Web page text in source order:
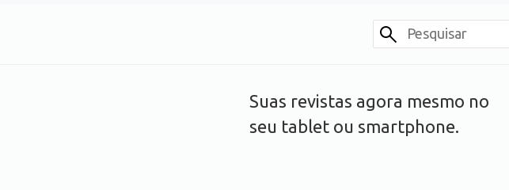
Suas revistas agora mesmo no
seu tablet ou smartphone.